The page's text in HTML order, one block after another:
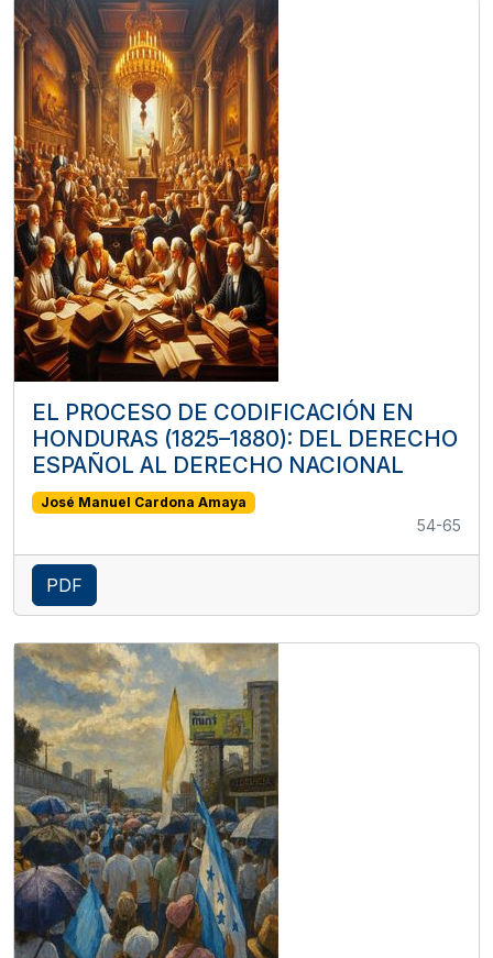
EL PROCESO DE CODIFICACIÓN EN
HONDURAS (1825–1880): DEL DERECHO
ESPAÑOL AL DERECHO NACIONAL
José Manuel Cardona Amaya
54-65
PDF